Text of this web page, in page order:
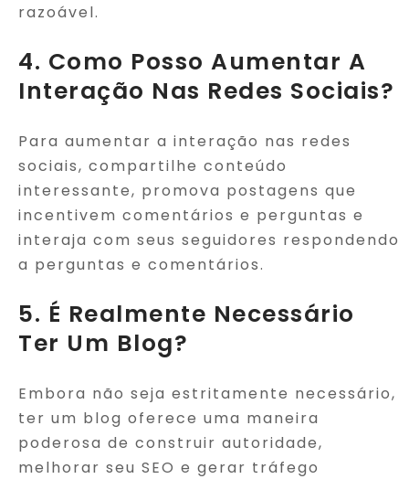
razoável.
4. Como Posso Aumentar A
Interação Nas Redes Sociais?
Para aumentar a interação nas redes
sociais, compartilhe conteúdo
interessante, promova postagens que
incentivem comentários e perguntas e
interaja com seus seguidores respondendo
a perguntas e comentários.
5. É Realmente Necessário
Ter Um Blog?
Embora não seja estritamente necessário,
ter um blog oferece uma maneira
poderosa de construir autoridade,
melhorar seu SEO e gerar tráfego